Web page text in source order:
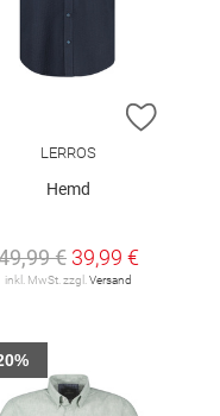
HINZUFÜGEN
ZUR
LERROS
Hemd
€ 39,99 €
inkl. MwSt. zzgl. Versand